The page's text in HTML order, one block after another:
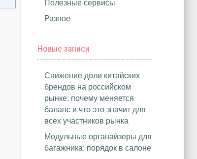
Полезные сервисы
Разное
Новые записи
Снижение доли китайских
брендов на российском
рынке: почему меняется
баланс и что это значит для
всех участников рынка
Модульные органайзеры для
багажника: порядок в салоне